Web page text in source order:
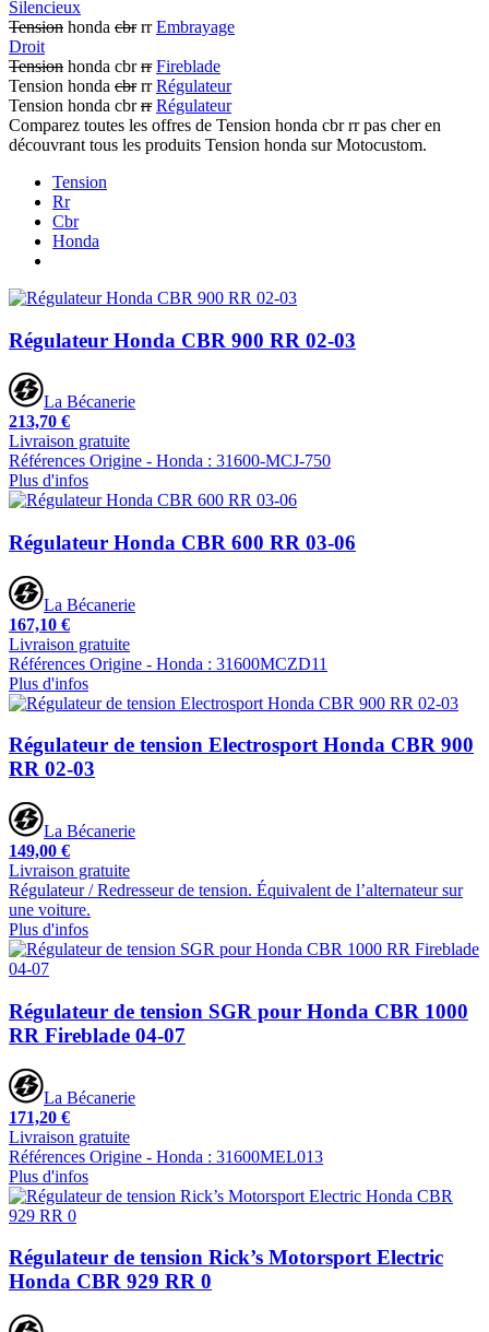
Silencieux
Tension honda cbrrr Embrayage
Droit
Tension honda cbrrr Fireblade
Tension honda cbrrr Régulateur
Tension honda cbrrr Régulateur
Comparez toutes les offres de Tension honda cbr rr pas cher en
découvrant tous les produits Tension honda sur Motocustom.
Tension
Rr
Cbr
Honda
Régulateur Honda CBR 900 RR 02-03
La Bécanerie
213,70 €
Livraison gratuite
Références Origine - Honda : 31600-MCJ-750
Plus d'infos
Régulateur Honda CBR 600 RR 03-06
La Bécanerie
167,10 €
Livraison gratuite
Références Origine - Honda : 31600MCZD11
Plus d'infos
Régulateur de tension Electrosport Honda CBR 900
RR 02-03
La Bécanerie
149,00 €
Livraison gratuite
Régulateur / Redresseur de tension. Équivalent de l’alternateur sur
une voiture.
Plus d'infos
Régulateur de tension SGR pour Honda CBR 1000
RR Fireblade 04-07
La Bécanerie
171,20 €
Livraison gratuite
Références Origine - Honda : 31600MEL013
Plus d'infos
Régulateur de tension Rick’s Motorsport Electric
Honda CBR 929 RR 0